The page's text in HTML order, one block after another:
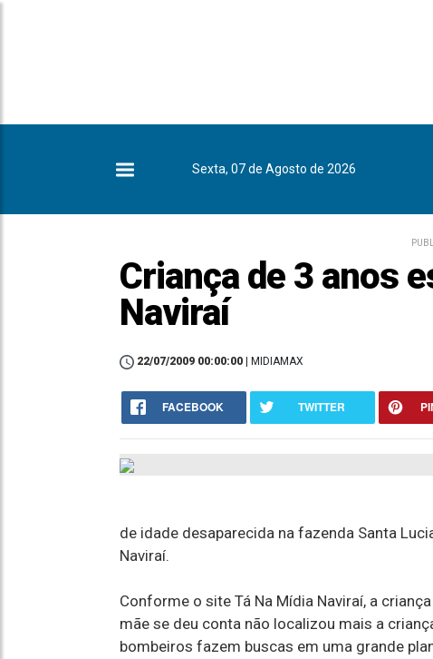
Sexta, 07 de Agosto de 2026
Criança de 3 anos
Naviraí
22/07/2009 00:00:00 | MIDIAMAX
FACEBOOK TWITTER
de idade desaparecida na fazenda Santa
Naviraí.
Conforme o site Tá Na Mídia Naviraí, a
mãe se deu conta não localizou mais a
bombeiros fazem buscas em uma grande